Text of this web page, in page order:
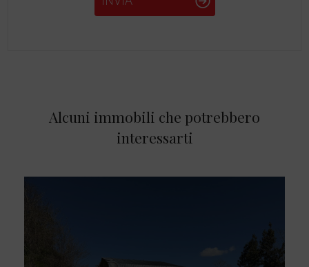
Alcuni immobili che potrebbero
interessarti